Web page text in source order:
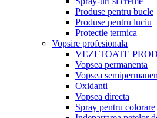
Produse pentru bucle
Produse pentru luciu
Protectie termica
Vopsire profesionala
VEZI TOATE
Vopsea permanenta
Vopsea
Oxidanti
Vopsea directa
Spray pentru colorare